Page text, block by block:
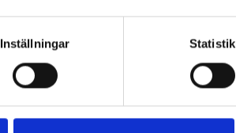
Inställningar Statistik